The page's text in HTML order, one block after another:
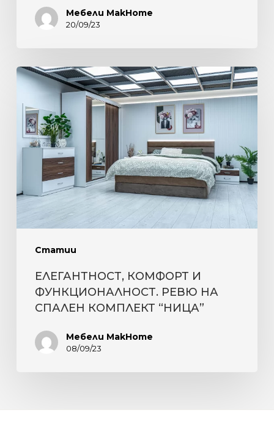
Мебели MakHome
20/09/23
Статии
ЕЛЕГАНТНОСТ,
КОМФОРТ
ФУНКЦИОНАЛНОСТ.
РЕВЮ
СПАЛЕН
КОМПЛЕКТ
“НИЦА”
ЕЛЕГАНТНОСТ, КОМФОРТ И
ФУНКЦИОНАЛНОСТ. РЕВЮ НА
СПАЛЕН КОМПЛЕКТ “НИЦА”
Мебели MakHome
08/09/23